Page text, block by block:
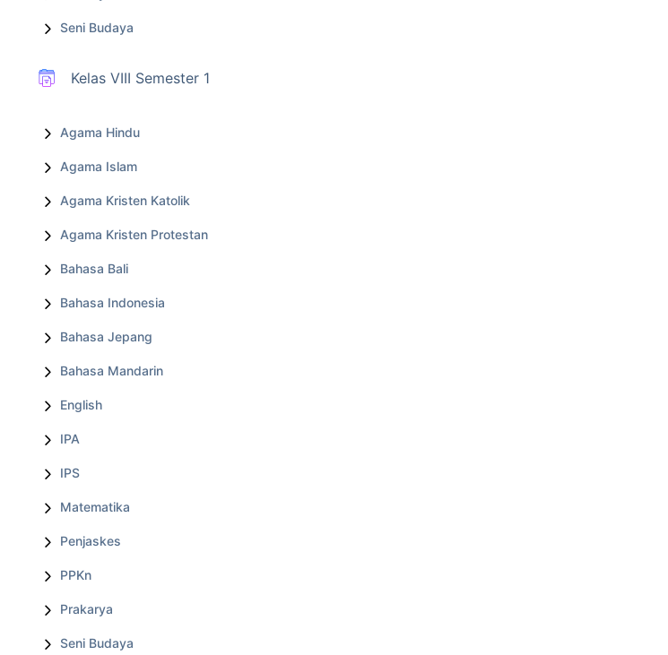
Seni Budaya
Kelas VIII Semester 1
Agama Hindu
Agama Islam
Agama Kristen Katolik
Agama Kristen Protestan
Bahasa Bali
Bahasa Indonesia
Bahasa Jepang
Bahasa Mandarin
English
IPA
IPS
Matematika
Penjaskes
PPKn
Prakarya
Seni Budaya